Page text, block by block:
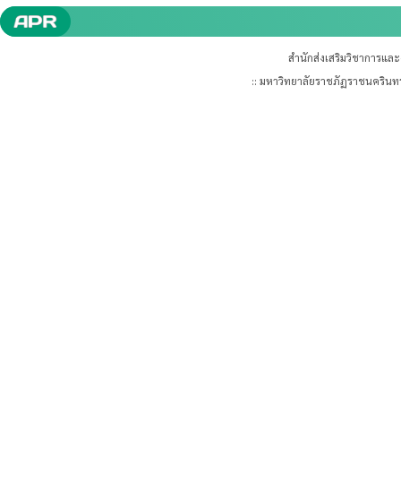
สำนักส่งเสริมวิชาการแ
:: มหาวิทยาลัยราชภัฏราชนคริน